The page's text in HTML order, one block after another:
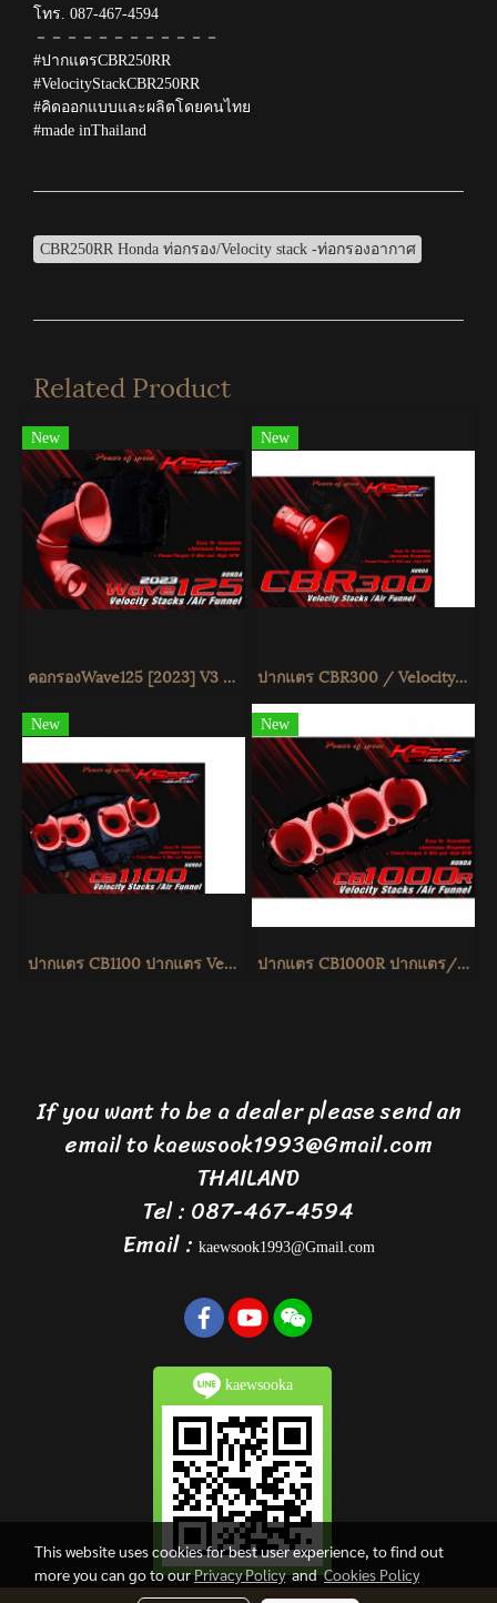
โทร. 087-467-4594
－－－－－－－－－－－－
#ปากแตรCBR250RR
#VelocityStackCBR250RR
#คิดออกแบบและผลิตโดยคนไทย
#made inThailand
CBR250RR Honda ท่อกรอง/Velocity stack -ท่อกรองอากาศ
Related Product
New
คอกรองWave125 [2023] V3 ท่อกรอง Wave125 VelocityStackWave125 [2023] [KSPP]
New
ปากแตร CBR300 / Velocity stack -ปากแตร CBR300 -Intake air pipe CBR300 - KSPP
New
ปากแตร CB1100 ปากแตร Velocity stack ปากแตร KSPP
New
ปากแตร CB1000R ปากแตร/Velocity stack -ปากแตร
If you want to be a dealer please send an
email to kaewsook1993@Gmail.com
THAILAND
Tel : 087-467-4594
Email : kaewsook1993@Gmail.com
kaewsooka
This website uses cookies for best user experience, to find out
more you can go to ourPrivacy PolicyandCookies Policy